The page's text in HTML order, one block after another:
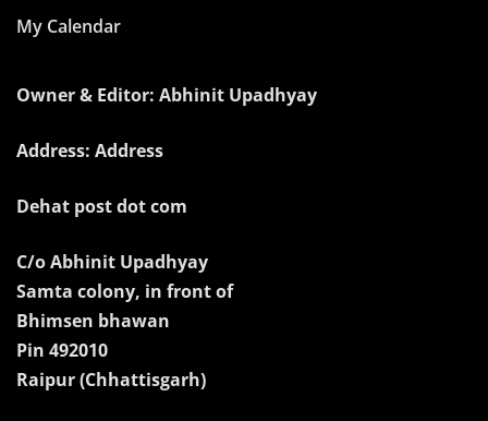
My Calendar
Owner & Editor: Abhinit Upadhyay
Address: Address
Dehat post dot com
C/o Abhinit Upadhyay
Samta colony, in front of
Bhimsen bhawan
Pin 492010
Raipur (Chhattisgarh)